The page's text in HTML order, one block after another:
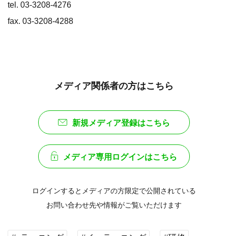
tel. 03-3208-4276
fax. 03-3208-4288
メディア関係者の方はこちら
新規メディア登録はこちら
メディア専用ログインはこちら
ログインするとメディアの方限定で公開されている
お問い合わせ先や情報がご覧いただけます